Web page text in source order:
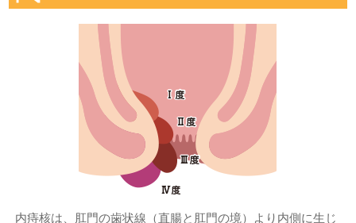
内痔核は、肛門の歯状線（直腸と肛門の境）より内側に生じ